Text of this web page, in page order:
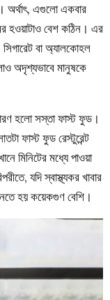
অর্থাৎ, এগুলো একবার
হওয়াটাও বেশ কঠিন। এর
বা অ্যালকোহল
অদৃশ্যভাবে মানুষকে
হলো সস্তা ফাস্ট ফুড।
ফাস্ট ফুড রেস্টুরেন্ট
মিনিটের মধ্যে পাওয়া
যদি স্বাস্থ্যকর খাবার
হয় কয়েকগুণ বেশি।